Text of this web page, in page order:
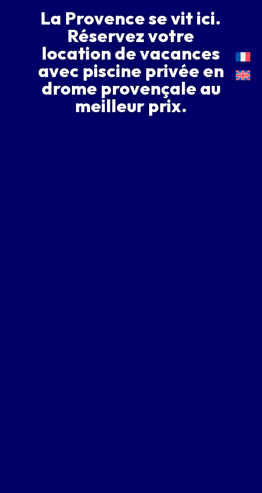
La Provence se vit ici.
Réservez votre
location de vacances
avec piscine privée en
drome provençale au
meilleur prix.